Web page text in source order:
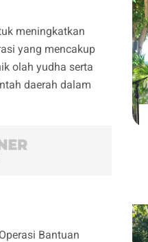
meningkatkan
yang mencakup
olah yudha serta
daerah dalam
Bantuan